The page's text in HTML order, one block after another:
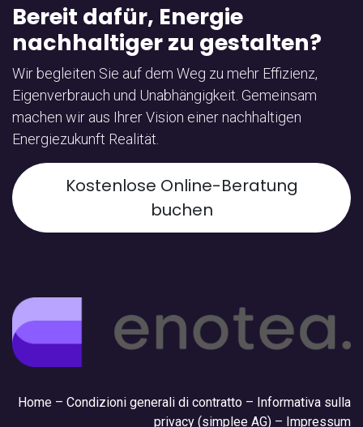
Bereit dafür, Energie
nachhaltiger zu gestalten?
Wir begleiten Sie auf dem Weg zu mehr Effizienz,
Eigenverbrauch und Unabhängigkeit. Gemeinsam
machen wir aus Ihrer Vision einer nachhaltigen
Energiezukunft Realität.
Kostenlose Online-Beratung
buchen
Home – Condizioni generali di contratto – Informativa sulla
privacy (simplee AG) – Impressum